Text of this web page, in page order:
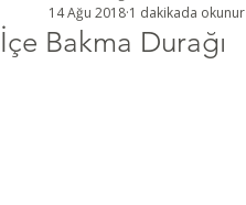
İçe Bakma Durağı
14 Ağu 2018 1 dakikada okunur